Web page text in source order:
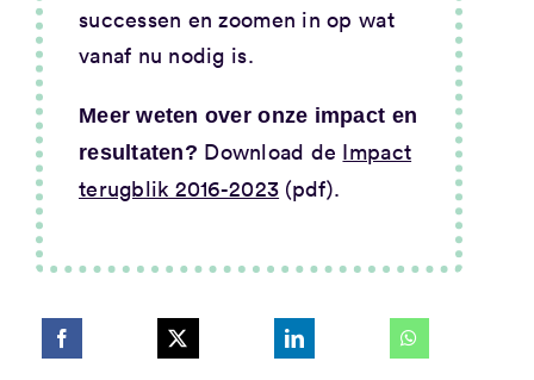
successen en zoomen in op wat
vanaf nu nodig is.
Meer weten over onze impact en
resultaten? Download de Impact
terugblik 2016-2023 (pdf).